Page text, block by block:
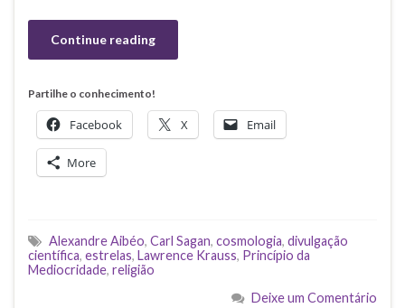
Continue reading
Partilhe o conhecimento!
Facebook X Email
More
Alexandre Aibéo, Carl Sagan, cosmologia, divulgação
científica, estrelas, Lawrence Krauss, Princípio da
Mediocridade, religião
Deixe um Comentário